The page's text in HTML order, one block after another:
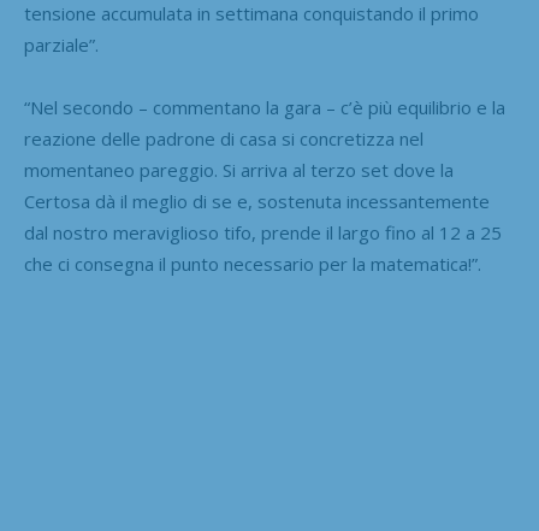
tensione accumulata in settimana conquistando il primo
parziale”.
“Nel secondo – commentano la gara – c’è più equilibrio e la
reazione delle padrone di casa si concretizza nel
momentaneo pareggio. Si arriva al terzo set dove la
Certosa dà il meglio di se e, sostenuta incessantemente
dal nostro meraviglioso tifo, prende il largo fino al 12 a 25
che ci consegna il punto necessario per la matematica!”.